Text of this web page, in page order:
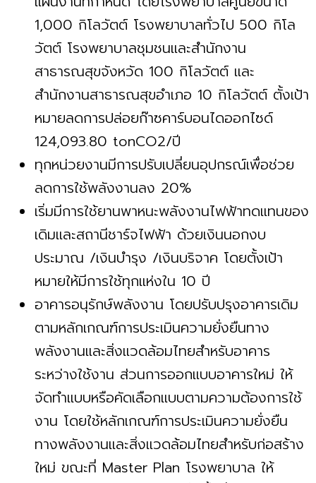
1,000 กิโลวัตต์ โรงพยาบาลทั่วไป 500 กิโล
วัตต์ โรงพยาบาลชุมชนและสำนักงาน
สาธารณสุขจังหวัด 100 กิโลวัตต์ และ
สำนักงานสาธารณสุขอำเภอ 10 กิโลวัตต์ ตั้งเป้า
หมายลดการปล่อยก๊าซคาร์บอนไดออกไซด์
124,093.80 tonCO2/ปี
ทุกหน่วยงานมีการปรับเปลี่ยนอุปกรณ์เพื่อช่วย
ลดการใช้พลังงานลง 20%
เริ่มมีการใช้ยานพาหนะพลังงานไฟฟ้าทดแทนของ
เดิมและสถานีชาร์จไฟฟ้า ด้วยเงินนอกงบ
ประมาณ /เงินบำรุง /เงินบริจาค โดยตั้งเป้า
หมายให้มีการใช้ทุกแห่งใน 10 ปี
อาคารอนุรักษ์พลังงาน โดยปรับปรุงอาคารเดิม
ตามหลักเกณฑ์การประเมินความยั่งยืนทาง
พลังงานและสิ่งแวดล้อมไทยสำหรับอาคาร
ระหว่างใช้งาน ส่วนการออกแบบอาคารใหม่ ให้
จัดทำแบบหรือคัดเลือกแบบตามความต้องการใช้
งาน โดยใช้หลักเกณฑ์การประเมินความยั่งยืน
ทางพลังงานและสิ่งแวดล้อมไทยสำหรับก่อสร้าง
ใหม่ ขณะที่ Master Plan โรงพยาบาล ให้